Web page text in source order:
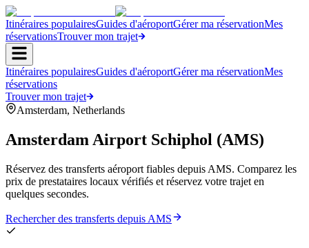
Itinéraires populairesGuides d'aéroportGérer ma réservationMes
réservationsTrouver mon trajet
Itinéraires populairesGuides d'aéroportGérer ma réservationMes
réservations
Trouver mon trajet
Amsterdam, Netherlands
Amsterdam Airport Schiphol (AMS)
Réservez des transferts aéroport fiables depuis AMS. Comparez les
prix de prestataires locaux vérifiés et réservez votre trajet en
quelques secondes.
Rechercher des transferts depuis AMS